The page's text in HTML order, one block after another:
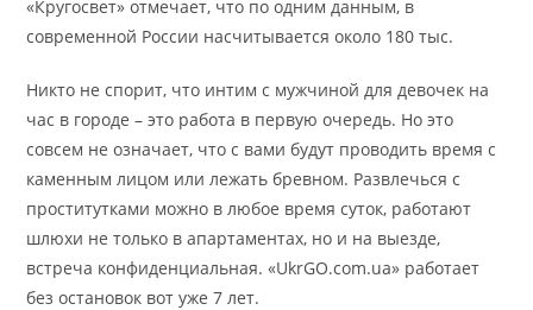
«Кругосвет» отмечает, что по одним данным, в
современной России насчитывается около 180 тыс.
Никто не спорит, что интим с мужчиной для девочек на
час в городе – это работа в первую очередь. Но это
совсем не означает, что с вами будут проводить время с
каменным лицом или лежать бревном. Развлечься с
проститутками можно в любое время суток, работают
шлюхи не только в апартаментах, но и на выезде,
встреча конфиденциальная. «UkrGO.com.ua» работает
без остановок вот уже 7 лет.